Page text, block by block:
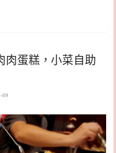
肉蛋糕，小菜自助
09